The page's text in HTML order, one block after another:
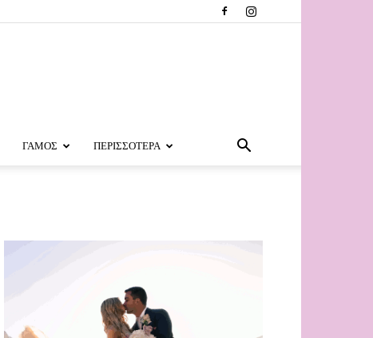
ΓΑΜΟΣ ΠΕΡΙΣΣΟΤΕΡΑ